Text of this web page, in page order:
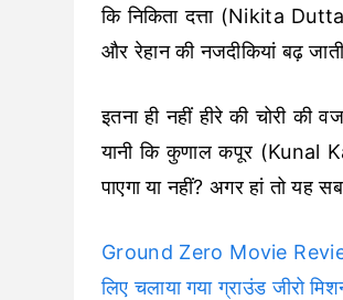
कि निकिता दत्ता (Nikita
और रेहान की नजदीकियां बढ़
इतना ही नहीं हीरे की चोरी
यानी कि कुणाल कपूर (Kunal
पाएगा या नहीं? अगर हां तो यह
Ground Zero Movie
लिए चलाया गया ग्राउंड जीरो